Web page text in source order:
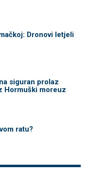
Dronovi letjeli
siguran prolaz
Hormuški moreuz
ratu?